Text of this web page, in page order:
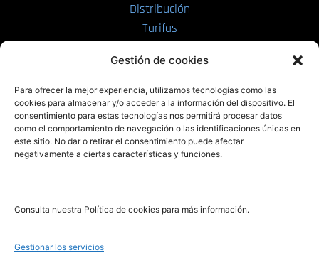
Gestión de cookies
Para ofrecer la mejor experiencia, utilizamos tecnologías como las
cookies para almacenar y/o acceder a la información del dispositivo. El
consentimiento para estas tecnologías nos permitirá procesar datos
como el comportamiento de navegación o las identificaciones únicas en
este sitio. No dar o retirar el consentimiento puede afectar
negativamente a ciertas características y funciones.
Consulta nuestra Política de cookies para más información.
Gestionar los servicios
Distribución
Tarifas
PRL | Films
PRL | Play
PRL | LAB
Noticias